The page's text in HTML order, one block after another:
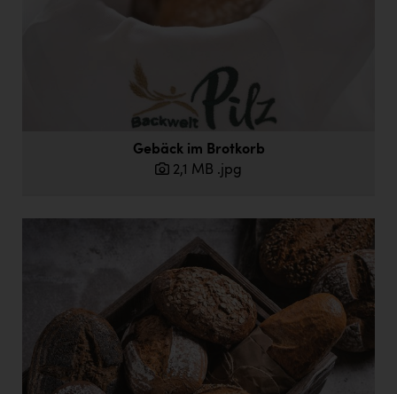
Gebäck im Brotkorb
2,1 MB .jpg